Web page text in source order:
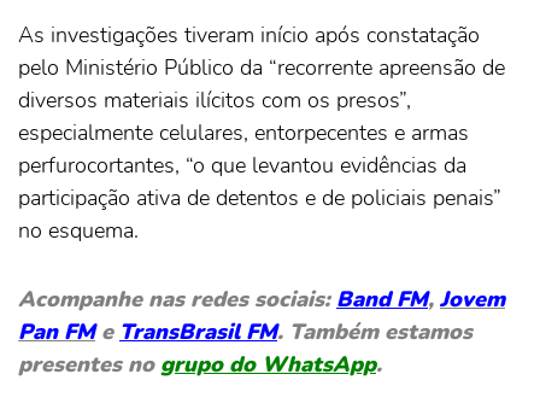
As investigações tiveram início após constatação
pelo Ministério Público da “recorrente apreensão de
diversos materiais ilícitos com os presos”,
especialmente celulares, entorpecentes e armas
perfurocortantes, “o que levantou evidências da
participação ativa de detentos e de policiais penais”
no esquema.
Acompanhe nas redes sociais: Band FM, Jovem
Pan FMe TransBrasil FM. Também estamos
presentes no grupo do WhatsApp.